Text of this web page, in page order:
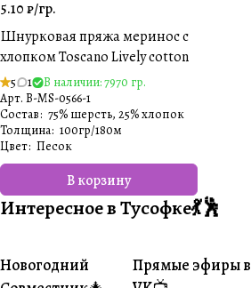
5.10 ₽/гр.
Шнурковая пряжа меринос с
хлопком Toscano Lively cotton
5 1
В наличии: 7970 гр.
Арт. B-MS-0566-1
В корзину
Состав: 75% шерсть, 25% хлопок
Толщина: 100гр/180м
Цвет: Песок️
Интересное в Тусофке💃🕺
#Совместники
Новогодний
#Житуха
Прямые эфиры в